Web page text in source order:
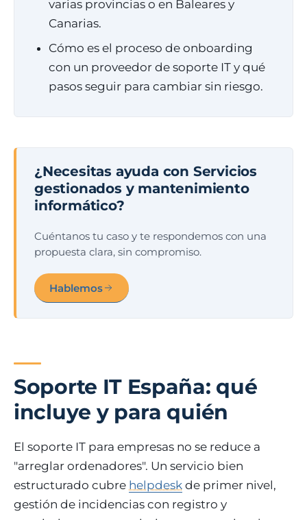
varias provincias o en Baleares y
Canarias.
Cómo es el proceso de onboarding
con un proveedor de soporte IT y qué
pasos seguir para cambiar sin riesgo.
¿Necesitas ayuda con Servicios
gestionados y mantenimiento
informático?
Cuéntanos tu caso y te respondemos con una
propuesta clara, sin compromiso.
Hablemos
Soporte IT España: qué
incluye y para quién
El soporte IT para empresas no se reduce a
"arreglar ordenadores". Un servicio bien
estructurado cubre helpdesk de primer nivel,
gestión de incidencias con registro y